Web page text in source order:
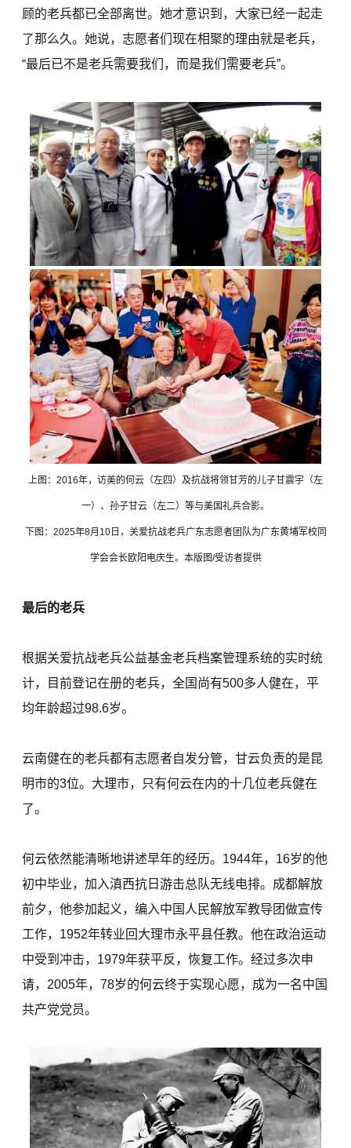
顾的老兵都已全部离世。她才意识到，大家已经一起走
了那么久。她说，志愿者们现在相聚的理由就是老兵，
“最后已不是老兵需要我们，而是我们需要老兵”。
上图：2016年，访美的何云（左四）及抗战将领甘芳的儿子甘震宇（左
一）、孙子甘云（左二）等与美国礼兵合影。
下图：2025年8月10日，关爱抗战老兵广东志愿者团队为广东黄埔军校同
学会会长欧阳电庆生。本版图/受访者提供
最后的老兵
根据关爱抗战老兵公益基金老兵档案管理系统的实时统
计，目前登记在册的老兵，全国尚有500多人健在，平
均年龄超过98.6岁。
云南健在的老兵都有志愿者自发分管，甘云负责的是昆
明市的3位。大理市，只有何云在内的十几位老兵健在
了。
何云依然能清晰地讲述早年的经历。1944年，16岁的他
初中毕业，加入滇西抗日游击总队无线电排。成都解放
前夕，他参加起义，编入中国人民解放军教导团做宣传
工作，1952年转业回大理市永平县任教。他在政治运动
中受到冲击，1979年获平反，恢复工作。经过多次申
请，2005年，78岁的何云终于实现心愿，成为一名中国
共产党党员。